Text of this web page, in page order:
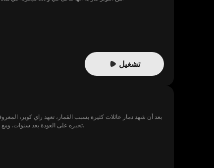
تشغيل
بعد أن شهد دمار عائلات كثيرة بسبب القمار، تعهد راي كوبر،
تجبره على العودة بعد سنوات. ومع استمرار تفشي الفساد، يعود راي متخفيا كعامل بسيط إلى الكازينوهات السرية، متخذا من القمار سلاحا لتطهير هذا العالم المظلم.